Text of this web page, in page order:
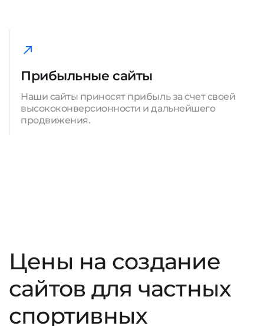
Прибыльные сайты
Наши сайты приносят прибыль за счет своей
высококонверсионности и дальнейшего
продвижения.
Цены на создание
сайтов для частных
спортивных